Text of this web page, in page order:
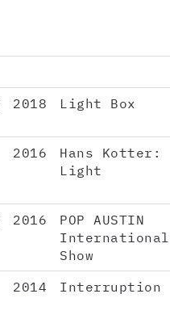
2018 Light Box
2016
Hans Kotter:
Light
2016
POP AUSTIN
Show
2014 Interruption